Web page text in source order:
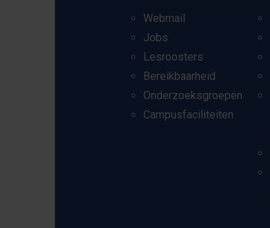
Webmail
Jobs
Lesroosters
Bereikbaarheid
Onderzoeksgroepen
Campusfaciliteiten